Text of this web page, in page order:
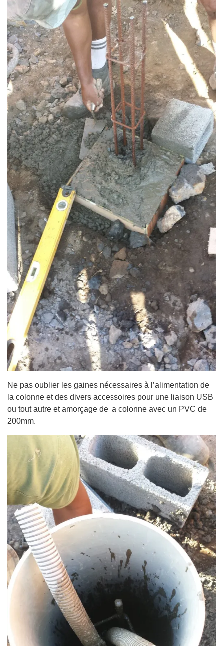
Ne pas oublier les gaines nécessaires à l’alimentation de
la colonne et des divers accessoires pour une liaison USB
ou tout autre et amorçage de la colonne avec un PVC de
200mm.